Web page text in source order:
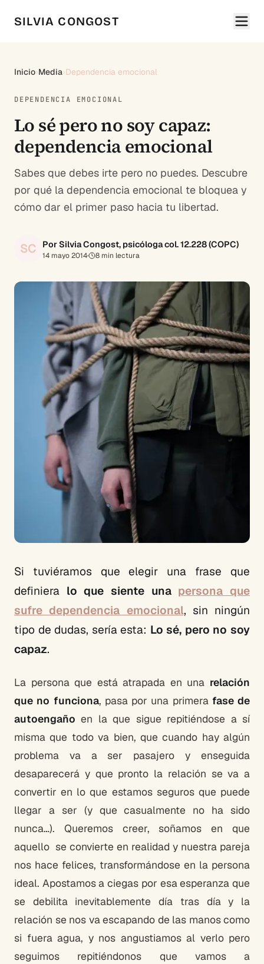
SILVIA CONGOST
Inicio›Media›Dependencia emocional
DEPENDENCIA EMOCIONAL
Lo sé pero no soy capaz:
dependencia emocional
Sabes que debes irte pero no puedes. Descubre
por qué la dependencia emocional te bloquea y
cómo dar el primer paso hacia tu libertad.
SC Por Silvia Congost, psicóloga col. 12.228 (COPC)
14 mayo 2014· 8 min lectura
Si tuviéramos que elegir una frase que
definiera lo que siente una persona que
sufre dependencia emocional, sin ningún
tipo de dudas, sería esta: Lo sé, pero no soy
capaz.
La persona que está atrapada en una relación
que no funciona, pasa por una primera fase de
autoengaño en la que sigue repitiéndose a sí
misma que todo va bien, que cuando hay algún
problema va a ser pasajero y enseguida
desaparecerá y que pronto la relación se va a
convertir en lo que estamos seguros que puede
llegar a ser (y que casualmente no ha sido
nunca…). Queremos creer, soñamos en que
aquello se convierte en realidad y nuestra pareja
nos hace felices, transformándose en la persona
ideal. Apostamos a ciegas por esa esperanza que
se debilita inevitablemente día tras día y la
relación se nos va escapando de las manos como
si fuera agua, y nos angustiamos al verlo pero
seguimos repitiéndonos que vamos a